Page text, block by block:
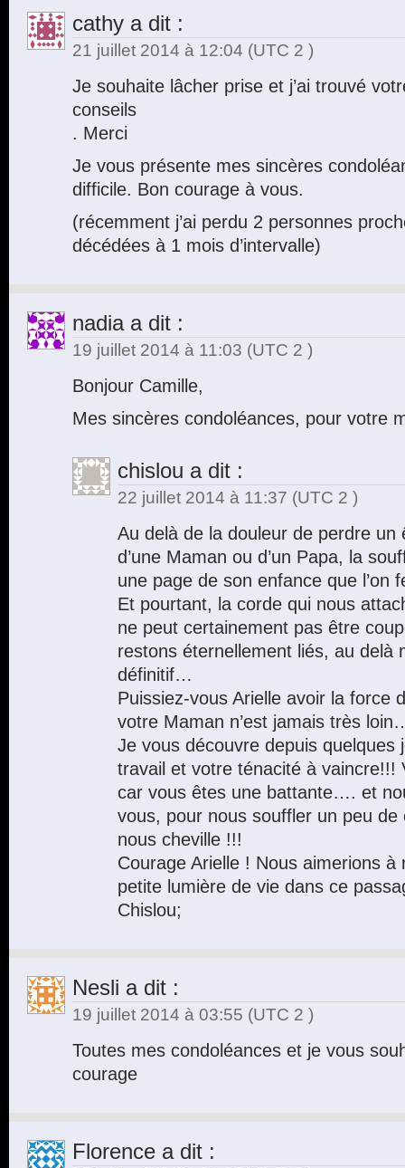
cathy a dit :
21 juillet 2014 à 12:04 (UTC 2 )
Je souhaite lâcher prise et j’ai trouvé
conseils
. Merci
Je vous présente mes sincères
difficile. Bon courage à vous.
(récemment j’ai perdu 2 personnes
décédées à 1 mois d’intervalle)
nadiaa dit :
19 juillet 2014 à 11:03 (UTC 2 )
Bonjour Camille,
Mes sincères condoléances, pour votre
chislou a dit :
22 juillet 2014 à 11:37 (UTC 2 )
Au delà de la douleur de perdre un
d’une Maman ou d’un Papa, la
une page de son enfance que
Et pourtant, la corde qui nous
ne peut certainement pas être
restons éternellement liés, au delà
définitif…
Puissiez-vous Arielle avoir la force
votre Maman n’est jamais très
Je vous découvre depuis quelques
travail et votre ténacité à vaincre!!!
car vous êtes une battante…. et
vous, pour nous souffler un peu
nous cheville !!!
Courage Arielle ! Nous aimerions
petite lumière de vie dans ce
Chislou;
Nesli a dit :
19 juillet 2014 à 03:55 (UTC 2 )
Toutes mes condoléances et je vous
courage
Florence a dit :